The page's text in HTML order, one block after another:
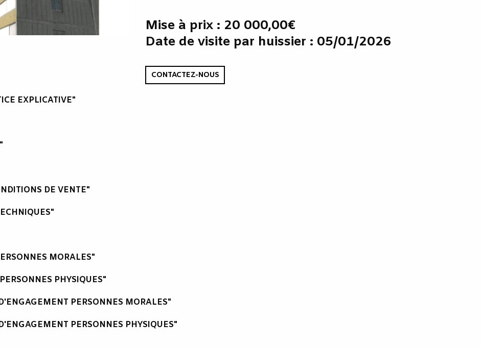
Mise à prix : 20 000,00€
Date de visite par huissier : 05/01/2026
CONTACTEZ-NOUS
EXPLICATIVE"
DE VENTE"
MORALES"
PHYSIQUES"
PERSONNES MORALES"
PERSONNES PHYSIQUES"